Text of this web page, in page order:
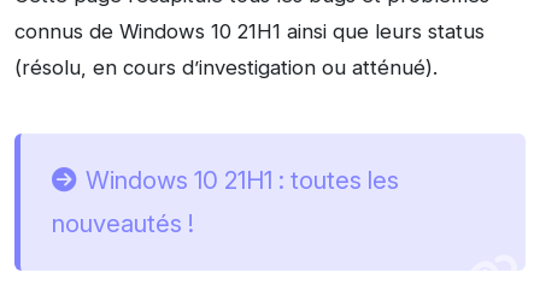
connus de Windows 10 21H1 ainsi que leurs status
(résolu, en cours d’investigation ou atténué).
Windows 10 21H1 : toutes les
nouveautés !